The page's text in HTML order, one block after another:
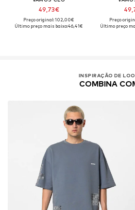
49,73€
Preço original: 102,00€
Último preço mais baixo:46,41€
Preço
Último preço
INSPIRAÇÃO DE
COMBINA